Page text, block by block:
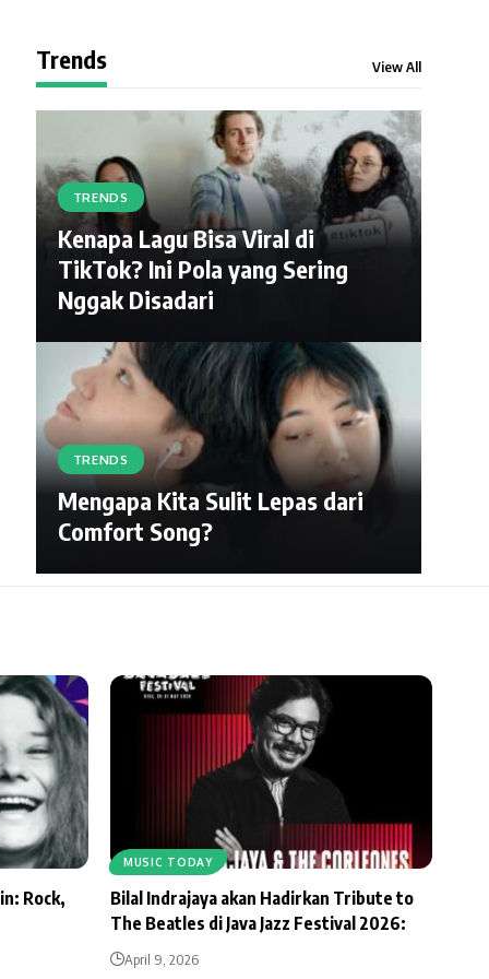
Trends View All
TRENDS
Kenapa Lagu Bisa Viral di
TikTok? Ini Pola yang Sering
Nggak Disadari
TRENDS
Mengapa Kita Sulit Lepas dari
Comfort Song?
Rock,
MUSIC TODAY
Bilal Indrajaya akan Hadirkan Tribute to
The Beatles di Java Jazz Festival 2026:
April 9, 2026